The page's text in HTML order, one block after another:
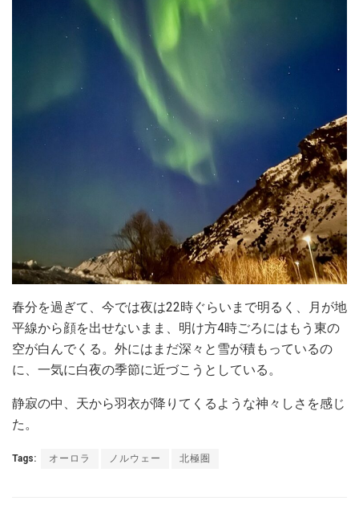
春分を過ぎて、今では夜は22時ぐらいまで明るく、月が地
平線から顔を出せないまま、明け方4時ごろにはもう東の
空が白んでくる。外にはまだ深々と雪が積もっているの
に、一気に白夜の季節に近づこうとしている。
静寂の中、天から羽衣が降りてくるような神々しさを感じ
た。
Tags: オーロラ ノルウェー 北極圏